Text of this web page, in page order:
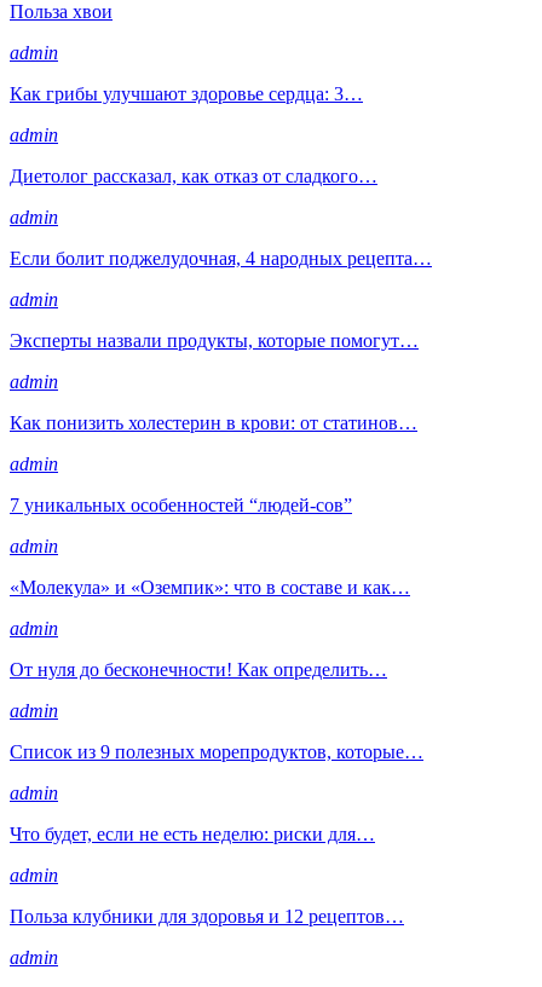
Польза хвои
admin
Как грибы улучшают здоровье сердца: 3…
admin
Диетолог рассказал, как отказ от сладкого…
admin
Если болит поджелудочная, 4 народных рецепта…
admin
Эксперты назвали продукты, которые помогут…
admin
Как понизить холестерин в крови: от статинов…
admin
7 уникальных особенностей “людей-сов”
admin
«Молекула» и «Оземпик»: что в составе и как…
admin
От нуля до бесконечности! Как определить…
admin
Список из 9 полезных морепродуктов, которые…
admin
Что будет, если не есть неделю: риски для…
admin
Польза клубники для здоровья и 12 рецептов…
admin